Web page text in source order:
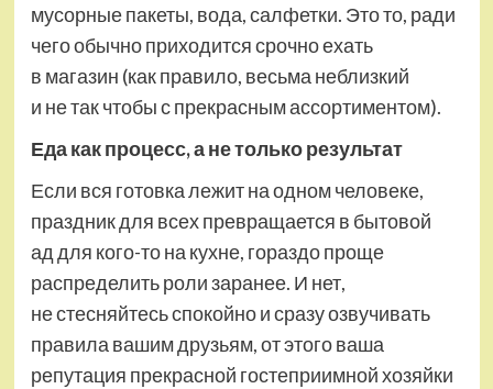
мусорные пакеты, вода, салфетки. Это то, ради
чего обычно приходится срочно ехать
в магазин (как правило, весьма неблизкий
и не так чтобы с прекрасным ассортиментом).
Еда как процесс, а не только результат
Если вся готовка лежит на одном человеке,
праздник для всех превращается в бытовой
ад для кого-то на кухне, гораздо проще
распределить роли заранее. И нет,
не стесняйтесь спокойно и сразу озвучивать
правила вашим друзьям, от этого ваша
репутация прекрасной гостеприимной хозяйки